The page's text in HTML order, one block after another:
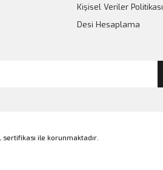
Kişisel Veriler Politikası
Desi Hesaplama
ile korunmaktadır.